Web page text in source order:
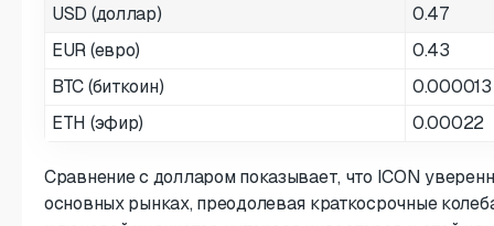
USD (доллар)
0.47
EUR (евро)
0.43
BTC (биткоин)
0.000013
ETH (эфир)
0.00022
Сравнение с долларом показывает, что ICON
основных рынках, преодолевая краткосрочные